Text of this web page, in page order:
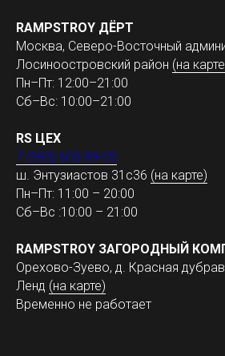
RAMPSTROY ДЁРТ
Москва, Северо-Восточный
Лосиноостровский район (на
Пн–Пт: 12:00–21:00
Сб–Вс: 10:00–21:00
RS ЦЕХ
7 (993) 603 89-05
ш. Энтузиастов 31с36 (на карте)
Пн–Пт: 11:00 – 20:00
Сб–Вс :10:00 – 21:00
RAMPSTROY ЗАГОРОДНЫЙ
Орехово-Зуево, д. Красная
Ленд (на карте)
Временно не работает